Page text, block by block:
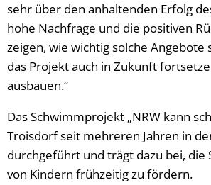
sehr über den anhaltenden Erfolg
hohe Nachfrage und die positiven
zeigen, wie wichtig solche Angebote
das Projekt auch in Zukunft
ausbauen.“
Das Schwimmprojekt „NRW kann
Troisdorf seit mehreren Jahren in
durchgeführt und trägt dazu bei, die
von Kindern frühzeitig zu fördern.